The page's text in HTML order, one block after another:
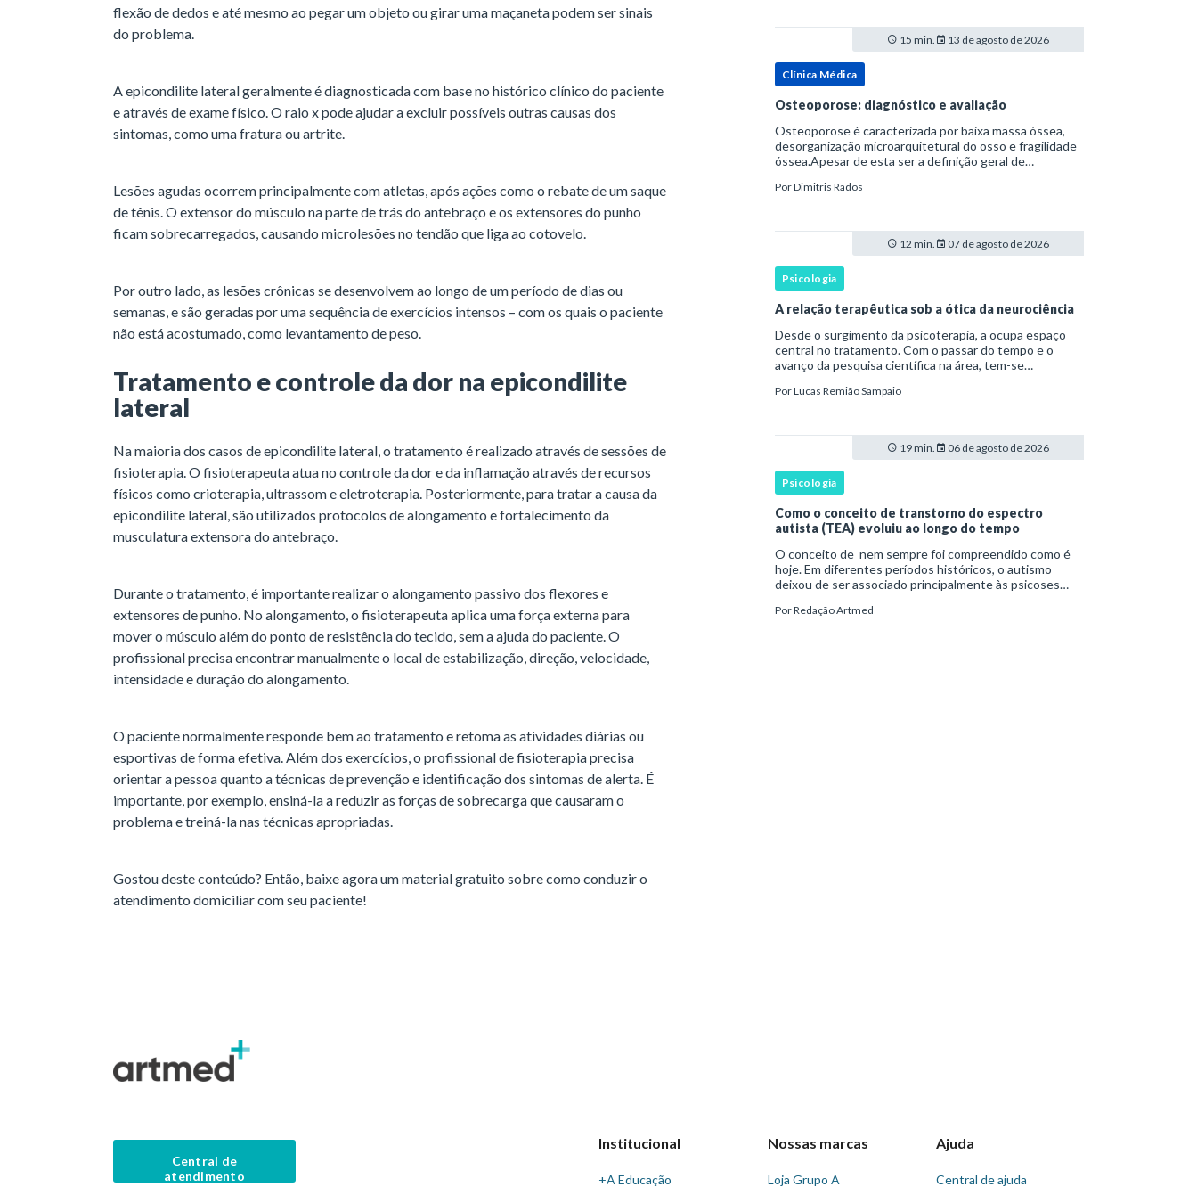
flexão de dedos e até mesmo ao pegar um objeto ou girar uma maçaneta podem ser sinais
do problema.
A epicondilite lateral geralmente é diagnosticada com base no histórico clínico do paciente
e através de exame físico. O raio x pode ajudar a excluir possíveis outras causas dos
sintomas, como uma fratura ou artrite.
Lesões agudas ocorrem principalmente com atletas, após ações como o rebate de um saque
de tênis. O extensor do músculo na parte de trás do antebraço e os extensores do punho
ficam sobrecarregados, causando microlesões no tendão que liga ao cotovelo.
Por outro lado, as lesões crônicas se desenvolvem ao longo de um período de dias ou
semanas, e são geradas por uma sequência de exercícios intensos – com os quais o paciente
não está acostumado, como levantamento de peso.
Tratamento e controle da dor na epicondilite
lateral
Na maioria dos casos de epicondilite lateral, o tratamento é realizado através de sessões de
fisioterapia. O fisioterapeuta atua no controle da dor e da inflamação através de recursos
físicos como crioterapia, ultrassom e eletroterapia. Posteriormente, para tratar a causa da
epicondilite lateral, são utilizados protocolos de alongamento e fortalecimento da
musculatura extensora do antebraço.
Durante o tratamento, é importante realizar o alongamento passivo dos flexores e
extensores de punho. No alongamento, o fisioterapeuta aplica uma força externa para
mover o músculo além do ponto de resistência do tecido, sem a ajuda do paciente. O
profissional precisa encontrar manualmente o local de estabilização, direção, velocidade,
intensidade e duração do alongamento.
O paciente normalmente responde bem ao tratamento e retoma as atividades diárias ou
esportivas de forma efetiva. Além dos exercícios, o profissional de fisioterapia precisa
orientar a pessoa quanto a técnicas de prevenção e identificação dos sintomas de alerta. É
importante, por exemplo, ensiná-la a reduzir as forças de sobrecarga que causaram o
problema e treiná-la nas técnicas apropriadas.
Gostou deste conteúdo? Então, baixe agora um material gratuito sobre como conduzir o
atendimento domiciliar com seu paciente!
15 min. 13 de agosto de 2026
Clínica Médica
Osteoporose: diagnóstico e avaliação
Osteoporose é caracterizada por baixa massa óssea,
desorganização microarquitetural do osso e fragilidade
óssea.Apesar de esta ser a definição geral de
Saúde, ela tem um enfoque patofisiológico, e não c
PorDimitris Rados
12 min. 07 de agosto de 2026
Psicologia
A relação terapêutica sob a ótica da neurociência
Desde o surgimento da psicoterapia, a ocupa espaço
central no tratamento. Com o passar do tempo e o
avanço da pesquisa científica na área, tem-se
principais mecanismos associados à mudança, sendo
PorLucas Remião Sampaio
19 min. 06 de agosto de 2026
Psicologia
Como o conceito de transtorno do espectro
autista (TEA) evoluiu ao longo do tempo
O conceito de nem sempre foi compreendido como é
hoje. Em diferentes períodos históricos, o autismo
deixou de ser associado principalmente às psicoses
para ser reconhecido como um transtorno do des
PorRedação Artmed
Central de
atendimento
Institucional
+A Educação
Nossas marcas
Loja Grupo A
Ajuda
Central de ajuda